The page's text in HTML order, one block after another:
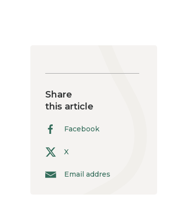
Share
this article
Facebook
X
Email addres